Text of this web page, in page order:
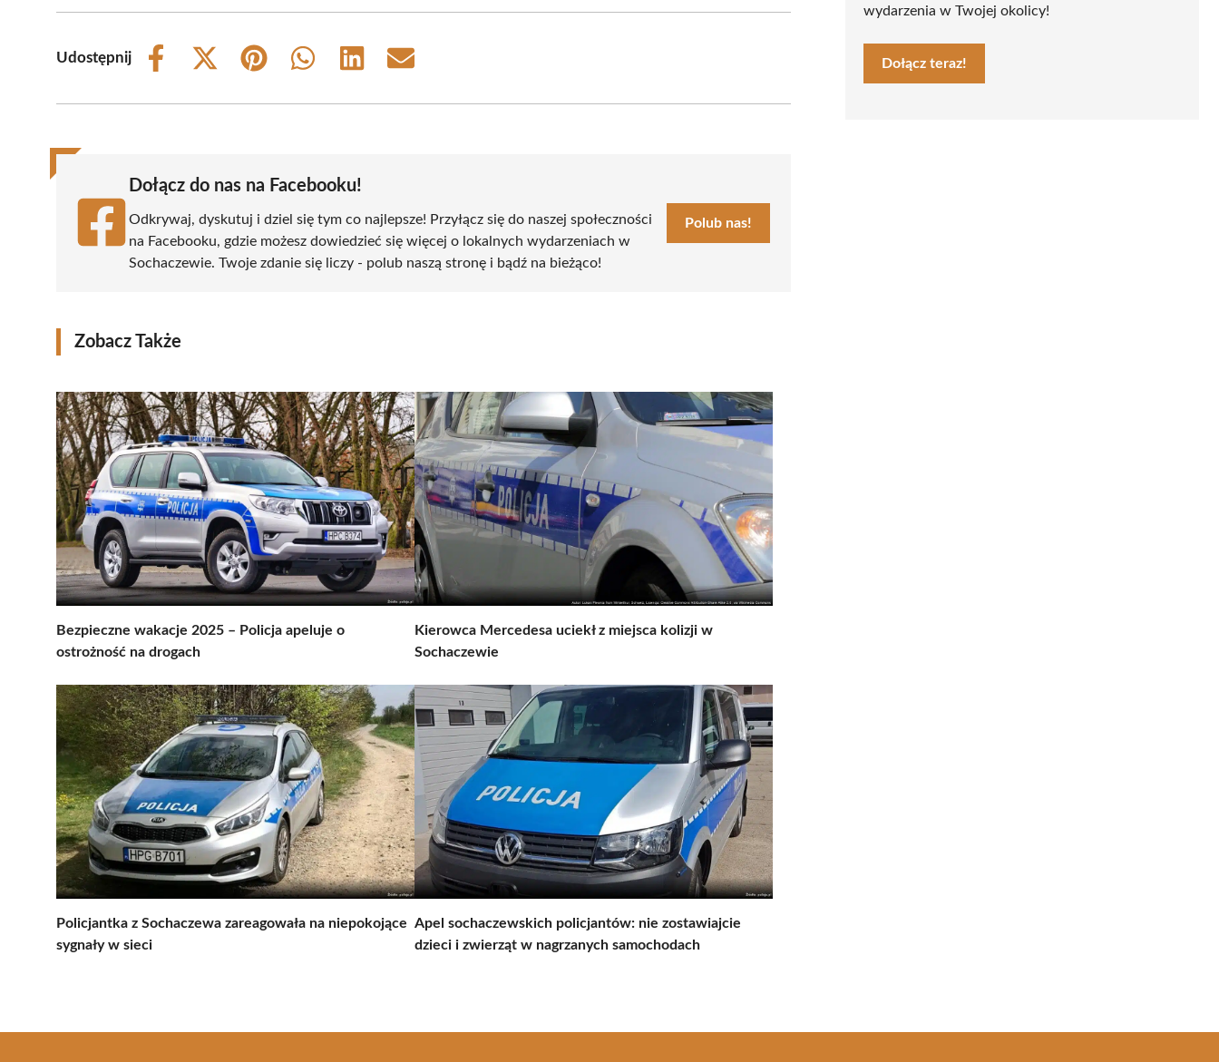
Udostępnij
Share
Share
(Twitter)
Share
Share
Share
Share
Dołącz do nas na Facebooku!
Odkrywaj, dyskutuj i dziel się tym co najlepsze! Przyłącz się do naszej społeczności
na Facebooku, gdzie możesz dowiedzieć się więcej o lokalnych wydarzeniach w
Sochaczewie. Twoje zdanie się liczy - polub naszą stronę i bądź na bieżąco!
Polub nas!
Zobacz Także
Bezpieczne wakacje 2025 – Policja apeluje o
ostrożność na drogach
Kierowca Mercedesa uciekł z miejsca kolizji w
Sochaczewie
Policjantka z Sochaczewa zareagowała na niepokojące
sygnały w sieci
Apel sochaczewskich policjantów: nie zostawiajcie
dzieci i zwierząt w nagrzanych samochodach
wydarzenia w Twojej okolicy!
Dołącz teraz!